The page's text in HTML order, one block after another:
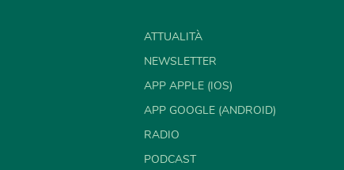
ATTUALITÀ
NEWSLETTER
APP APPLE (IOS)
APP GOOGLE (ANDROID)
RADIO
PODCAST